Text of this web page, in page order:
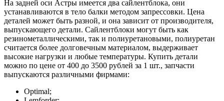
На задней оси Астры имеется два сайлентблока, они
устанавливаются в тело балки методом запрессовки. Цена
деталей может быть разной, и она зависит от производителя,
выпускающего детали. Сайлентблоки могут быть как
резинометаллическими, так и полиуретановыми, полиуретан
считается более долговечным материалом, выдерживает
высокие нагрузки и любые температуры. Купить детали
можно по цене от 400 до 3500 рублей за 1 шт., запчасти
выпускаются различными фирмами:
Optimal;